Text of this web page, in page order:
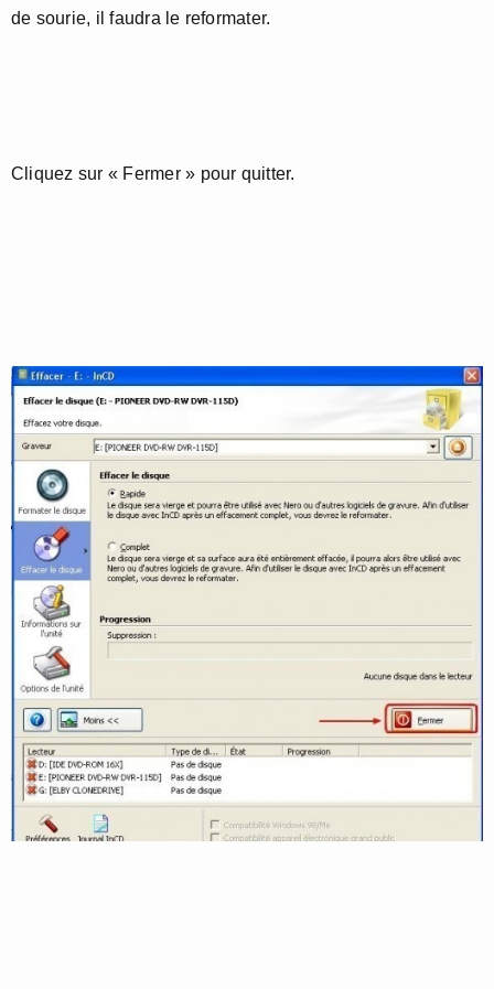
de sourie, il faudra le reformater.
Cliquez sur « Fermer » pour quitter.